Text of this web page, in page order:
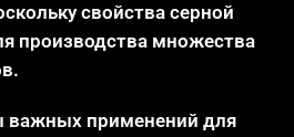
свойства серной
производства множества
важных применений для